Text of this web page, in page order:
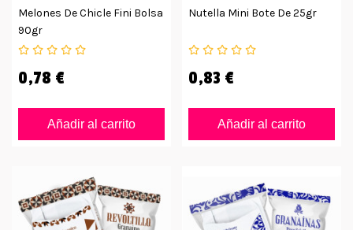
Melones De Chicle Fini Bolsa
90gr
0,78 €
Añadir al carrito
Nutella Mini Bote De 25gr
0,83 €
Añadir al carrito